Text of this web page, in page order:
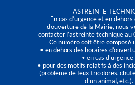
ASTREINTE
En cas d’urgence et en
d'ouverture de la Mairie, nous
contacter l’astreinte technique
Ce numéro doit être composé
• en dehors des horaires
• en cas d’urgence
• pour des motifs relatifs à des
(problème de feux tricolores,
d’un animal, etc.).